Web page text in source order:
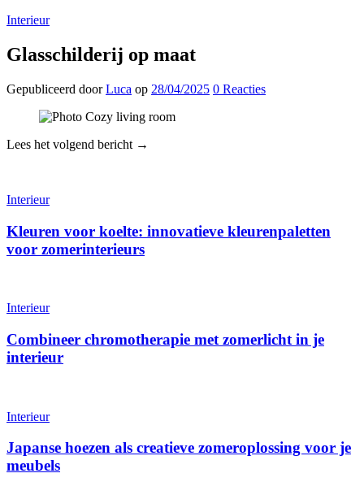
Interieur
Glasschilderij op maat
Gepubliceerd doorLuca op 28/04/2025 0 Reacties
Lees het volgend bericht →
Interieur
Kleuren voor koelte: innovatieve kleurenpaletten
voor zomerinterieurs
Interieur
Combineer chromotherapie met zomerlicht in je
interieur
Interieur
Japanse hoezen als creatieve zomeroplossing voor je
meubels